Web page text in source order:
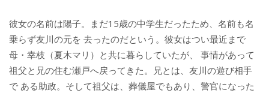
彼女の名前は陽子。まだ15歳の中学生だったため、名前も名
乗らず友川の元を 去ったのだという。彼女はつい最近まで
母・幸枝（夏木マリ）と共に暮らしていたが、 事情があって
祖父と兄の住む瀬戸へ戻ってきた。兄とは、友川の遊び相手
で ある助政。そして祖父は、葬儀屋でもあり、警官になった